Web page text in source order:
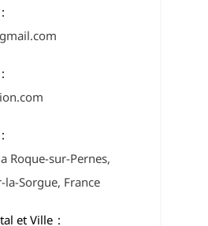
Roque-sur-Pernes,
Sorgue, France
et Ville